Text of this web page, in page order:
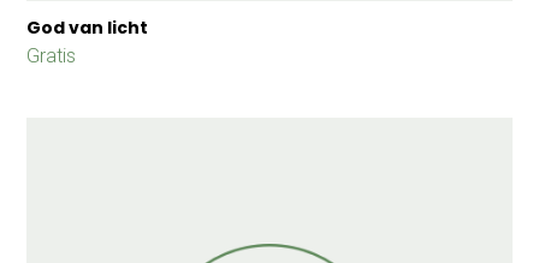
God van licht
Gratis